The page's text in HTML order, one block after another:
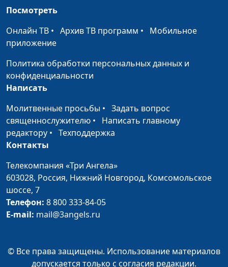
смерть близкого?
Богдан Павлюк, Наталья
Как пережить
измену?
Сергей Парфенов,
Брак «по залету»:
«за» и «против»
Сергей Парфенов,
Вилина Парфенова,
Самовлюбленность
или любовь к себе?
Сергей Парфенов,
Богдан Павлюк, Надежда
#54
правда или миф?
Посмотреть
Онлайн ТВ • Архив ТВ программ • Мобильное
приложение
Политика обработки персональных данных и
конфиденциальности
Написать
Молитвенные просьбы • Задать вопрос
священнослужителю • Написать главному
редактору • Техподдержка
Контакты
Телекомпания «Три Ангела»
603028, Россия, Нижний Новгород, Комсомольское
шоссе, 7
Телефон: 8 800 333-84-05
E-mail: mail@3angels.ru
© Все права защищены. Использование материалов
допускается только с согласия редакции.